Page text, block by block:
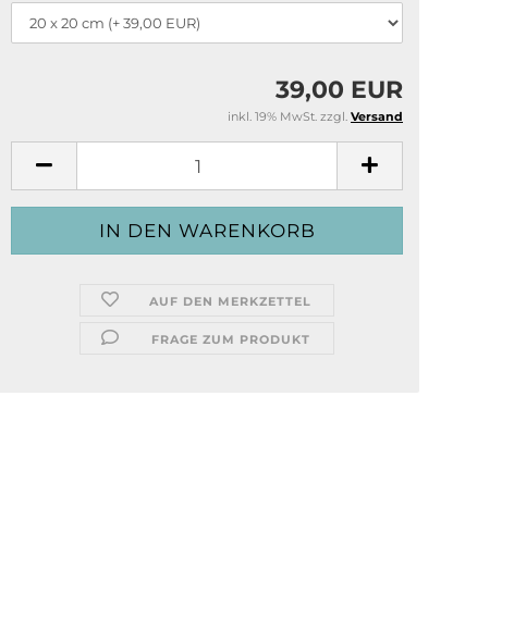
39,00 EUR
inkl. 19% MwSt. zzgl. Versand
AUF DEN MERKZETTEL
FRAGE ZUM PRODUKT